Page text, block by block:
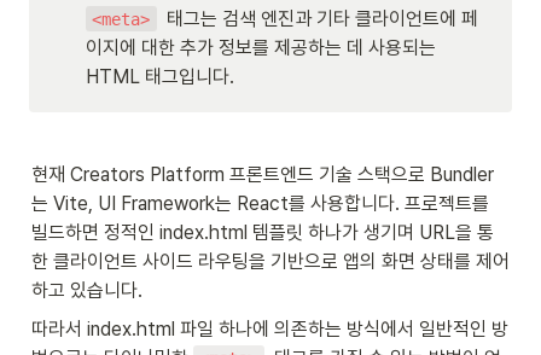
<meta>
태그는 검색 엔진과 기타 클라이언트에 페
이지에 대한 추가 정보를 제공하는 데 사용되는
HTML 태그입니다.
현재 Creators Platform 프론트엔드 기술 스택으로 Bundler
는 Vite, UI Framework는 React를 사용합니다. 프로젝트를
빌드하면 정적인 index.html 템플릿 하나가 생기며 URL을 통
한 클라이언트 사이드 라우팅을 기반으로 앱의 화면 상태를 제어
하고 있습니다.
따라서 index.html 파일 하나에 의존하는 방식에서 일반적인 방